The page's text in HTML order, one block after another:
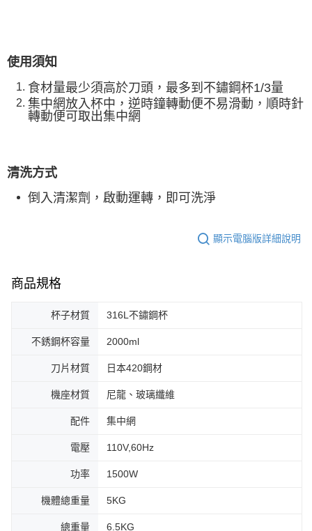
使用須知
食材量最少須高於刀頭，最多到不鏽鋼杯1/3量
集中網放入杯中，逆時鐘轉動便不易滑動 ，順時針
轉動便可取出集中網
清洗方式
倒入清潔劑 ，啟動運轉 ，即可洗淨
顯示電腦版詳細說明
商品規格
杯子材質 316L不鏽鋼杯
不銹鋼杯容量 2000ml
刀片材質 日本420鋼材
機座材質 尼龍、玻璃纖維
配件 集中網
電壓 110V,60Hz
功率 1500W
機體總重量 5KG
總重量 6.5KG